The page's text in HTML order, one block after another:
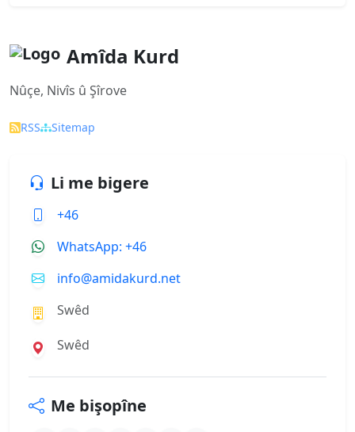
Amîda Kurd
Nûçe, Nivîs û Şîrove
RSS Sitemap
Li me bigere
+46
WhatsApp: +46
info@amidakurd.net
Swêd
Swêd
Me bişopîne